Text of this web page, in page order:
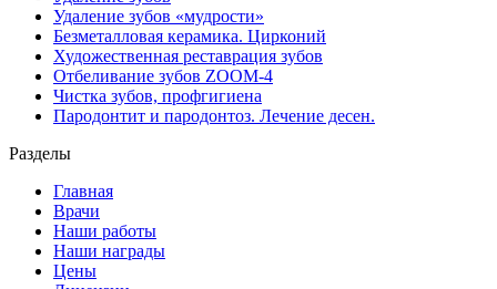
Удаление зубов «мудрости»
Безметалловая керамика. Цирконий
Художественная реставрация зубов
Отбеливание зубов ZOOM-4
Чистка зубов, профгигиена
Пародонтит и пародонтоз. Лечение десен.
Разделы
Главная
Врачи
Наши работы
Наши награды
Цены